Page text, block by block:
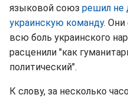
языковой союз решил не
украинскую команду. Они
всю боль украинского
расценили "как
политический".
К слову, за несколько